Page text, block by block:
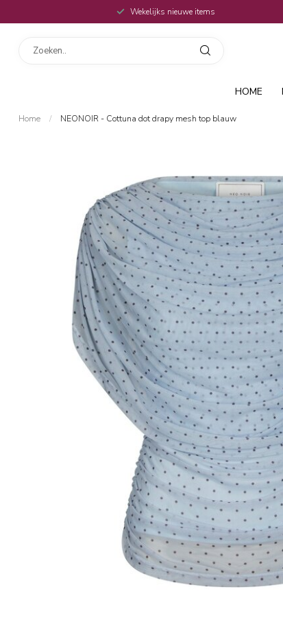
Wekelijks nieuwe items
HOME
Home / NEONOIR - Cottuna dot drapy mesh top blauw